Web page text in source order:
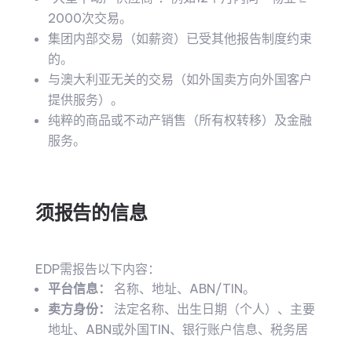
2000次交易。
集团内部交易（如薪资）已受其他报告制度约束
的。
与澳大利亚无关的交易（如外国卖方向外国客户
提供服务）。
纯粹的商品或不动产销售（所有权转移）及金融
服务。
须报告的信息
EDP需报告以下内容：
平台信息：
名称、地址、ABN/TIN。
卖方身份：
法定名称、出生日期（个人）、主要
地址、ABN或外国TIN、银行账户信息、税务居